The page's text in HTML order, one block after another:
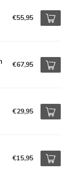
€55,95
€67,95
€29,95
€15,95